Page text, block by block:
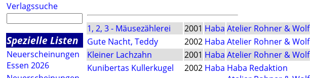
Verlagssuche
Spezielle Listen
Neuerscheinungen
Essen 2026
1, 2, 3 - Mäusezählerei 2001 Haba Atelier Rohner & Wolf
Gute Nacht, Teddy
2002 Haba Atelier Rohner & Wolf
Kleiner Lachzahn
2001 Haba Atelier Rohner & Wolf
Kunibertas Kullerkugel
2002 Haba Haba Redaktion